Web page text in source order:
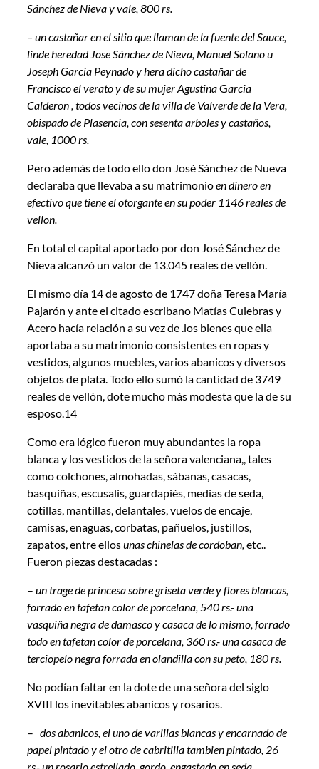
Sánchez de Nieva y vale, 800 rs.
– un castañar en el sitio que llaman de la fuente del Sauce,
linde heredad Jose Sánchez de Nieva, Manuel Solano u
Joseph Garcia Peynado y hera dicho castañar de
Francisco el verato y de su mujer AgustinaGarcia
Calderon , todos vecinos de la villa de Valverde de la Vera,
obispado de Plasencia, con sesenta arboles y castaños,
vale, 1000 rs.
Pero además de todo ello don José Sánchez de Nueva
declaraba que llevaba a su matrimonioen dinero en
efectivo que tiene el otorgante en su poder 1146 reales de
vellon.
En total el capital aportado por don José Sánchez de
Nieva alcanzó un valor de 13.045 reales de vellón.
El mismo día 14 de agosto de 1747 doña Teresa María
Pajarón y ante el citado escribano Matías Culebras y
Acero hacía relación a su vez de .los bienes que ella
aportaba a su matrimonio consistentes en ropas y
vestidos, algunos muebles, varios abanicos y diversos
objetos de plata. Todo ello sumó la cantidad de 3749
reales de vellón, dote mucho más modesta que la de su
esposo.14
Como era lógico fueron muy abundantes la ropa
blanca y los vestidos de la señora valenciana,, tales
como colchones, almohadas, sábanas, casacas,
basquiñas, escusalis, guardapiés, medias de seda,
cotillas, mantillas, delantales, vuelos de encaje,
camisas, enaguas, corbatas, pañuelos, justillos,
zapatos, entre ellosunas chinelas de cordoban,etc..
Fueron piezas destacadas :
–un trage de princesa sobre griseta verde y flores blancas,
forrado en tafetan color de porcelana, 540 rs.- una
vasquiña negra de damasco y casaca de lo mismo, forrado
todo en tafetan color de porcelana, 360 rs.- una casaca de
terciopelo negra forrada en olandilla con su peto, 180 rs.
No podían faltar en la dote de una señora del siglo
XVIII los inevitables abanicos y rosarios.
–dos abanicos, el uno de varillas blancas y encarnado de
papel pintado y el otro de cabritilla tambien pintado, 26